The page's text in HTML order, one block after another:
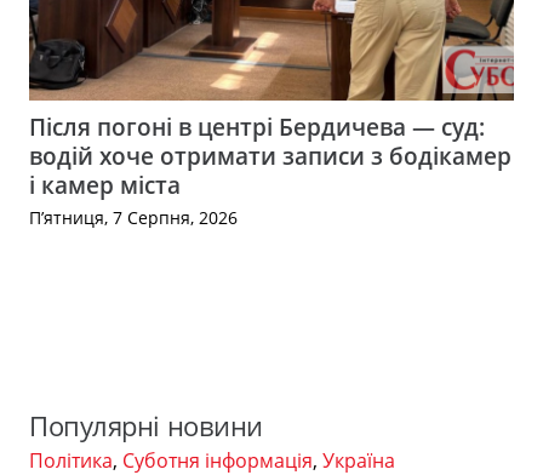
Після погоні в центрі Бердичева — суд:
водій хоче отримати записи з бодікамер
і камер міста
П’ятниця, 7 Серпня, 2026
Популярні новини
Політика, Суботня інформація, Україна